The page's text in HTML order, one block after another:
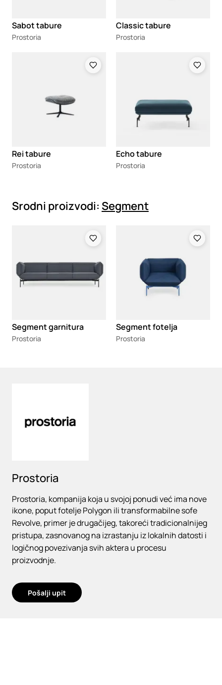
Sabot tabure
Prostoria
Classic tabure
Prostoria
Rei tabure
Prostoria
Echo tabure
Prostoria
Srodni proizvodi: Segment
Segment garnitura
Prostoria
Segment fotelja
Prostoria
Prostoria
Prostoria, kompanija koja u svojoj ponudi već ima nove
ikone, poput fotelje Polygon ili transformabilne sofe
Revolve, primer je drugačijeg, takoreći tradicionalnijeg
pristupa, zasnovanog na izrastanju iz lokalnih datosti i
logičnog povezivanja svih aktera u procesu
proizvodnje.
Pošalji upit